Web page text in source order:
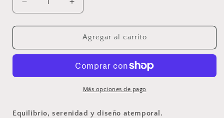
Reducir
cantidad
para
Shaolín
Aumentar
cantidad
para
Sofá
Shaolín
Agregar al carrito
Más opciones de pago
Equilibrio, serenidad y diseño atemporal.